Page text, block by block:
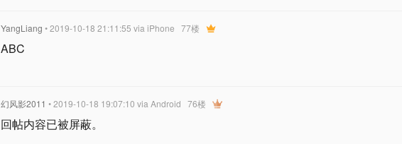
YangLiang • 2019-10-18 21:11:55 via iPhone 77楼
ABC
幻风影2011 • 2019-10-18 19:07:10 via Android 76楼
回帖内容已被屏蔽。